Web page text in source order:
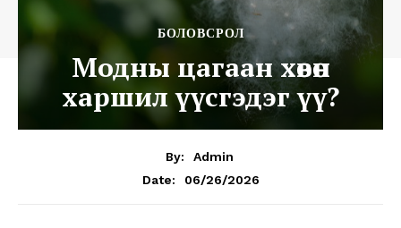
БОЛОВСРОЛ
Модны цагаан хөвөн
харшил үүсгэдэг үү?
By:
Admin
Date:
06/26/2026